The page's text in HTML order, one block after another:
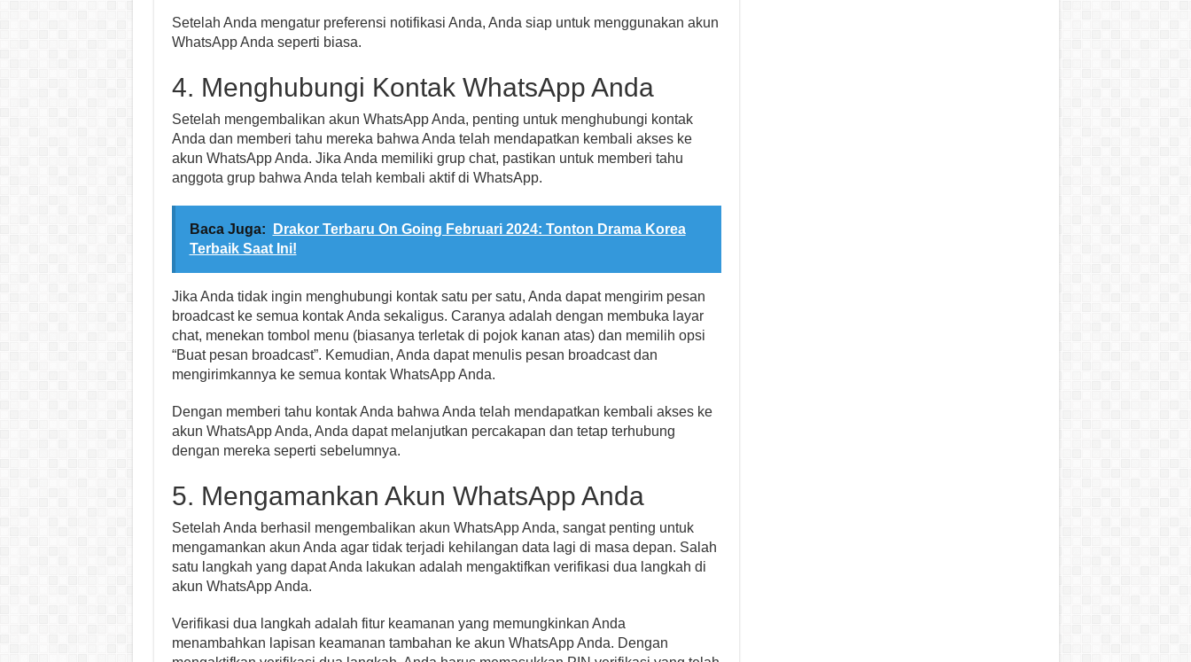
Setelah Anda mengatur preferensi notifikasi Anda, Anda siap untuk menggunakan akun
WhatsApp Anda seperti biasa.
4. Menghubungi Kontak WhatsApp Anda
Setelah mengembalikan akun WhatsApp Anda, penting untuk menghubungi kontak
Anda dan memberi tahu mereka bahwa Anda telah mendapatkan kembali akses ke
akun WhatsApp Anda. Jika Anda memiliki grup chat, pastikan untuk memberi tahu
anggota grup bahwa Anda telah kembali aktif di WhatsApp.
Baca Juga:
Drakor Terbaru On Going Februari 2024: Tonton Drama Korea
Terbaik Saat Ini!
Jika Anda tidak ingin menghubungi kontak satu per satu, Anda dapat mengirim pesan
broadcast ke semua kontak Anda sekaligus. Caranya adalah dengan membuka layar
chat, menekan tombol menu (biasanya terletak di pojok kanan atas) dan memilih opsi
“Buat pesan broadcast”. Kemudian, Anda dapat menulis pesan broadcast dan
mengirimkannya ke semua kontak WhatsApp Anda.
Dengan memberi tahu kontak Anda bahwa Anda telah mendapatkan kembali akses ke
akun WhatsApp Anda, Anda dapat melanjutkan percakapan dan tetap terhubung
dengan mereka seperti sebelumnya.
5. Mengamankan Akun WhatsApp Anda
Setelah Anda berhasil mengembalikan akun WhatsApp Anda, sangat penting untuk
mengamankan akun Anda agar tidak terjadi kehilangan data lagi di masa depan. Salah
satu langkah yang dapat Anda lakukan adalah mengaktifkan verifikasi dua langkah di
akun WhatsApp Anda.
Verifikasi dua langkah adalah fitur keamanan yang memungkinkan Anda
menambahkan lapisan keamanan tambahan ke akun WhatsApp Anda. Dengan